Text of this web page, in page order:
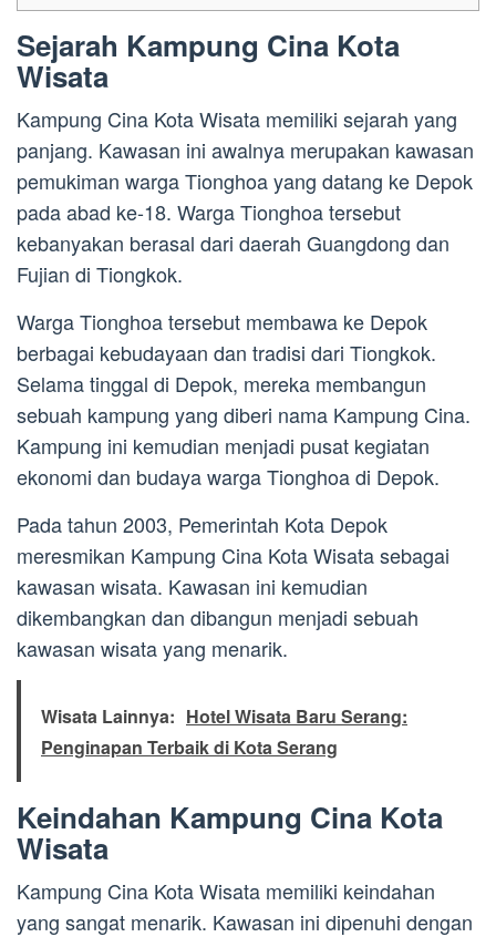
Sejarah Kampung Cina Kota
Wisata
Kampung Cina Kota Wisata memiliki sejarah yang
panjang. Kawasan ini awalnya merupakan kawasan
pemukiman warga Tionghoa yang datang ke Depok
pada abad ke-18. Warga Tionghoa tersebut
kebanyakan berasal dari daerah Guangdong dan
Fujian di Tiongkok.
Warga Tionghoa tersebut membawa ke Depok
berbagai kebudayaan dan tradisi dari Tiongkok.
Selama tinggal di Depok, mereka membangun
sebuah kampung yang diberi nama Kampung Cina.
Kampung ini kemudian menjadi pusat kegiatan
ekonomi dan budaya warga Tionghoa di Depok.
Pada tahun 2003, Pemerintah Kota Depok
meresmikan Kampung Cina Kota Wisata sebagai
kawasan wisata. Kawasan ini kemudian
dikembangkan dan dibangun menjadi sebuah
kawasan wisata yang menarik.
Wisata Lainnya: Hotel Wisata Baru Serang:
Penginapan Terbaik di Kota Serang
Keindahan Kampung Cina Kota
Wisata
Kampung Cina Kota Wisata memiliki keindahan
yang sangat menarik. Kawasan ini dipenuhi dengan